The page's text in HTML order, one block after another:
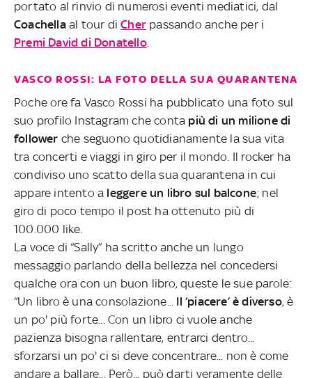
portato al rinvio di numerosi eventi mediatici, dal
Coachellaal tour diCher passando anche per i
Premi David di Donatello.
VASCO ROSSI: LA FOTO DELLA SUA QUARANTENA
Poche ore fa Vasco Rossi ha pubblicato una foto sul
suo profilo Instagram che conta più di un milione di
follower che seguono quotidianamente la sua vita
tra concerti e viaggi in giro per il mondo. Il rocker ha
condiviso uno scatto della sua quarantena in cui
appare intento a leggere un libro sul balcone; nel
giro di poco tempo il post ha ottenuto più di
100.000 like.
La voce di “Sally” ha scritto anche un lungo
messaggio parlando della bellezza nel concedersi
qualche ora con un buon libro, queste le sue parole:
“Un libro è una consolazione... Il ‘piacere’ è diverso, è
un po' più forte... Con un libro ci vuole anche
pazienza bisogna rallentare, entrarci dentro...
sforzarsi un po' ci si deve concentrare... non è come
andare a ballare... Però... può darti veramente delle